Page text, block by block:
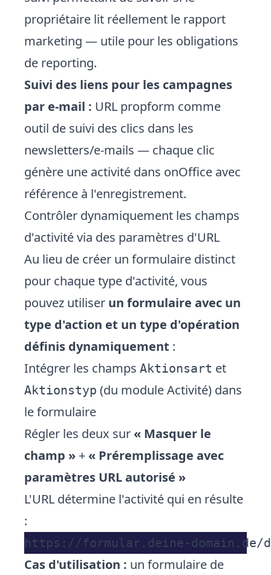
propriétaire lit réellement le rapport
marketing — utile pour les obligations
de reporting.
Suivi des liens pour les campagnes
par e-mail : URL propform comme
outil de suivi des clics dans les
newsletters/e-mails — chaque clic
génère une activité dans onOffice avec
référence à l'enregistrement.
Contrôler dynamiquement les champs
d'activité via des paramètres d'URL
Au lieu de créer un formulaire distinct
pour chaque type d'activité, vous
pouvez utiliser un formulaire avec un
type d'action et un type d'opération
définis dynamiquement :
Intégrer les champs Aktionsart et
Aktionstyp (du module Activité) dans
le formulaire
Régler les deux sur « Masquer le
champ » + « Préremplissage avec
paramètres URL autorisé »
L'URL détermine l'activité qui en résulte
:
Cas d'utilisation : un formulaire de